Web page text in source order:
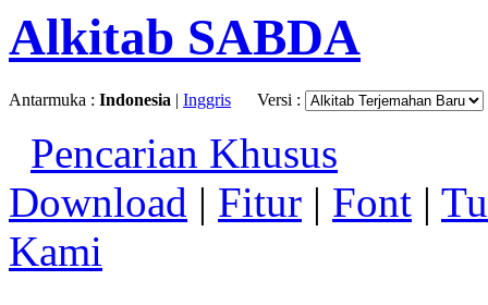
Alkitab SABDA
Antarmuka : Indonesia | Inggris Versi :
Pencarian Khusus
Download | Fitur | Font |
Kami